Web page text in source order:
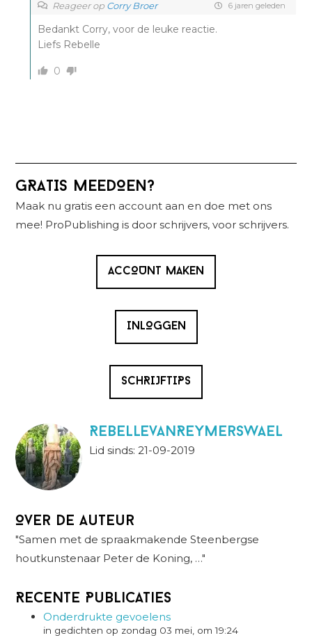
Reageer op Corry Broer 6 jaren geleden
Bedankt Corry, voor de leuke reactie.
Liefs Rebelle
0
Primaire
Sidebar
GRATIS MEEDOEN?
Maak nu gratis een account aan en doe met ons
mee! ProPublishing is door schrijvers, voor schrijvers.
ACCOUNT MAKEN
INLOGGEN
SCHRIJFTIPS
RebellevanReymerswael
Lid sinds: 21-09-2019
Over de auteur
"Samen met de spraakmakende Steenbergse
houtkunstenaar Peter de Koning, …"
Recente Publicaties
Onderdrukte gevoelens
in gedichten op zondag 03 mei, om 19:24